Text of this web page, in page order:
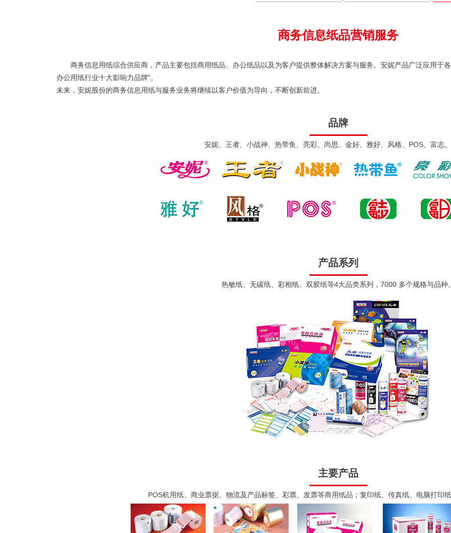
商务信息纸品营销服务
商务信息用纸综合供应商，产品主要包括商用纸品、办公纸品以及为客户提供整体解决方案与服务。安妮产品广泛应用于
办公用纸行业十大影响力品牌”。
未来，安妮股份的商务信息用纸与服务业务将继续以客户价值为导向，不断创新前进。
品牌
安妮、王者、小战神、热带鱼、亮彩、尚思、金好、雅好、风格、POS、富志
产品系列
热敏纸、无碳纸、彩相纸、双胶纸等4大品类系列，7000 多个规格与品种
主要产品
POS机用纸、商业票据、物流及产品标签、彩票、发票等商用纸品；复印纸、传真纸、电脑打印